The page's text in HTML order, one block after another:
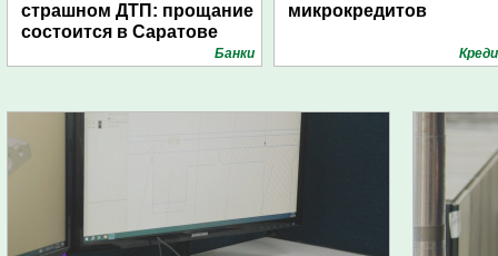
страшном ДТП: прощание
состоится в Саратове
Банки
микрокредитов